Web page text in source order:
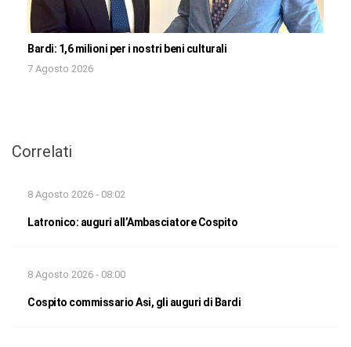
Bardi: 1,6 milioni per i nostri beni culturali
7 Agosto 2026
Correlati
8 Agosto 2026 - 08:02
Latronico: auguri all’Ambasciatore Cospito
8 Agosto 2026 - 08:00
Cospito commissario Asi, gli auguri di Bardi